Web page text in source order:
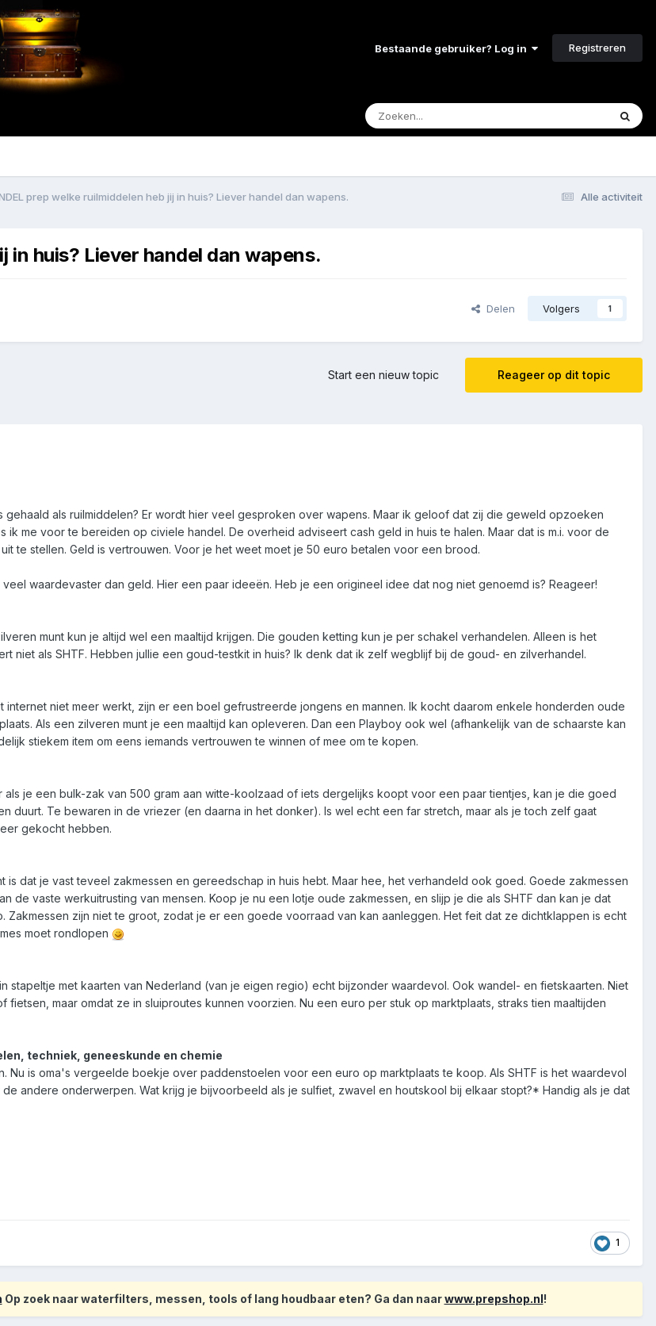
Bestaande gebruiker? Log in Registreren
Alle activiteit
prep welke ruilmiddelen heb jij in huis? Liever handel dan wapens.
in huis? Liever handel dan wapens.
Delen Volgers 1
Reageer op dit topic
Start een nieuw topic
gehaald als ruilmiddelen? Er wordt hier veel gesproken over wapens. Maar ik geloof dat zij die geweld opzoeken
ik me voor te bereiden op civiele handel. De overheid adviseert cash geld in huis te halen. Maar dat is m.i. voor de
te stellen. Geld is vertrouwen. Voor je het weet moet je 50 euro betalen voor een brood.
waardevaster dan geld. Hier een paar ideeën. Heb je een origineel idee dat nog niet genoemd is? Reageer!
munt kun je altijd wel een maaltijd krijgen. Die gouden ketting kun je per schakel verhandelen. Alleen is het
niet als SHTF. Hebben jullie een goud-testkit in huis? Ik denk dat ik zelf wegblijf bij de goud- en zilverhandel.
internet niet meer werkt, zijn er een boel gefrustreerde jongens en mannen. Ik kocht daarom enkele honderden oude
Als een zilveren munt je een maaltijd kan opleveren. Dan een Playboy ook wel (afhankelijk van de schaarste kan
stiekem item om eens iemands vertrouwen te winnen of mee om te kopen.
als je een bulk-zak van 500 gram aan witte-koolzaad of iets dergelijks koopt voor een paar tientjes, kan je die goed
duurt. Te bewaren in de vriezer (en daarna in het donker). Is wel echt een far stretch, maar als je toch zelf gaat
gekocht hebben.
dat je vast teveel zakmessen en gereedschap in huis hebt. Maar hee, het verhandeld ook goed. Goede zakmessen
de vaste werkuitrusting van mensen. Koop je nu een lotje oude zakmessen, en slijp je die als SHTF dan kan je dat
Zakmessen zijn niet te groot, zodat je er een goede voorraad van kan aanleggen. Het feit dat ze dichtklappen is echt
moet rondlopen
stapeltje met kaarten van Nederland (van je eigen regio) echt bijzonder waardevol. Ook wandel- en fietskaarten. Niet
fietsen, maar omdat ze in sluiproutes kunnen voorzien. Nu een euro per stuk op marktplaats, straks tien maaltijden
techniek, geneeskunde en chemie
Nu is oma's vergeelde boekje over paddenstoelen voor een euro op marktplaats te koop. Als SHTF is het waardevol
andere onderwerpen. Wat krijg je bijvoorbeeld als je sulfiet, zwavel en houtskool bij elkaar stopt?* Handig als je dat
1
Op zoek naar waterfilters, messen, tools of lang houdbaar eten? Ga dan naarwww.prepshop.nl!